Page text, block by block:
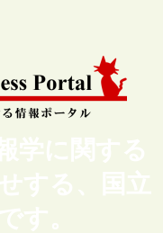
学に関する
する、国立
す。